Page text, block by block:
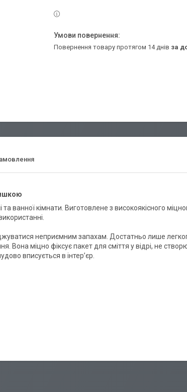
повернення товару протягом 14 днів за
ванної кімнати. Виготовлене з високоякісного
неприємним запахам. Достатньо лише
Вона міцно фіксує пакет для сміття у відрі, не
вписується в інтер’єр.